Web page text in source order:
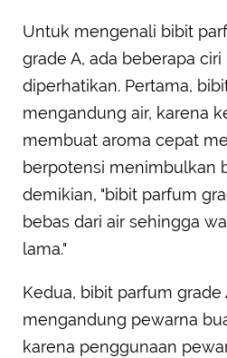
Untuk mengenali bibit
grade A, ada beberapa
diperhatikan. Pertama,
mengandung air, karena
membuat aroma cepat
berpotensi menimbulkan
demikian, "bibit parfum
bebas dari air sehingga
lama."
Kedua, bibit parfum grade
mengandung pewarna
karena penggunaan